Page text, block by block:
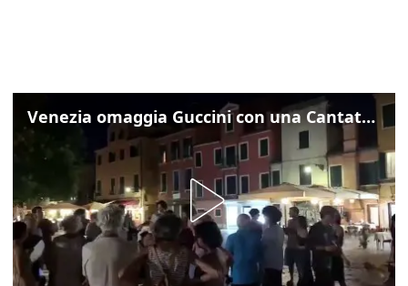
Venezia omaggia Guccini con una Cantata Anarchica in campo Santa Margherita